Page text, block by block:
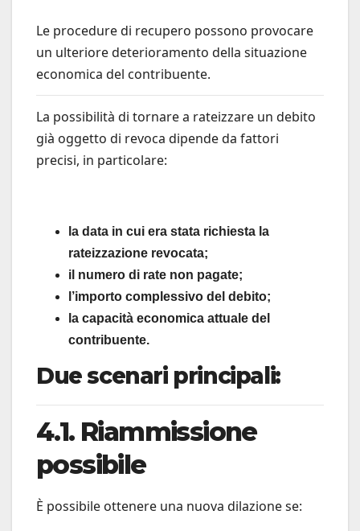
Le procedure di recupero possono provocare
un ulteriore deterioramento della situazione
economica del contribuente.
La possibilità di tornare a rateizzare un debito
già oggetto di revoca dipende da fattori
precisi, in particolare:
la data in cui era stata richiesta la
rateizzazione revocata;
il numero di rate non pagate;
l’importo complessivo del debito;
la capacità economica attuale del
contribuente.
Due scenari principali:
4.1. Riammissione
possibile
È possibile ottenere una nuova dilazione se: